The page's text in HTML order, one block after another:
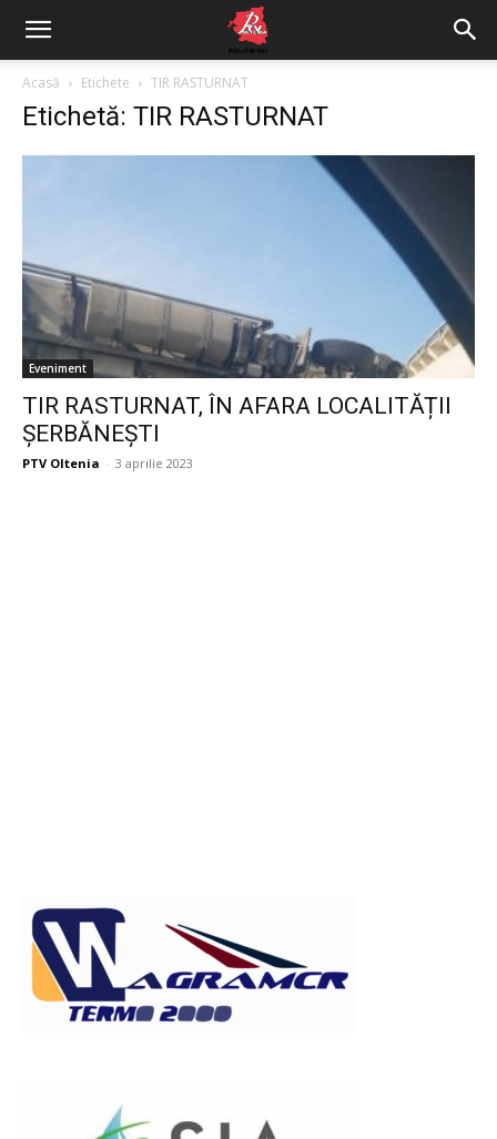
Acasă Etichete TIR RASTURNAT
Etichetă: TIR RASTURNAT
Eveniment
TIR RASTURNAT, ÎN AFARA LOCALITĂȚII
ȘERBĂNEȘTI
PTV Oltenia - 3 aprilie 2023